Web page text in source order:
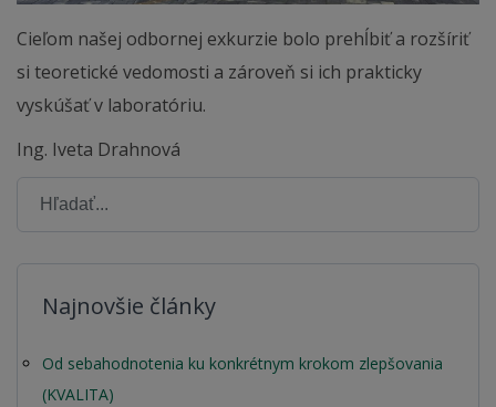
Cieľom našej odbornej exkurzie bolo prehĺbiť a rozšíriť
si teoretické vedomosti a zároveň si ich prakticky
vyskúšať v laboratóriu.
Ing. Iveta Drahnová
Najnovšie články
Od sebahodnotenia ku konkrétnym krokom zlepšovania
(KVALITA)